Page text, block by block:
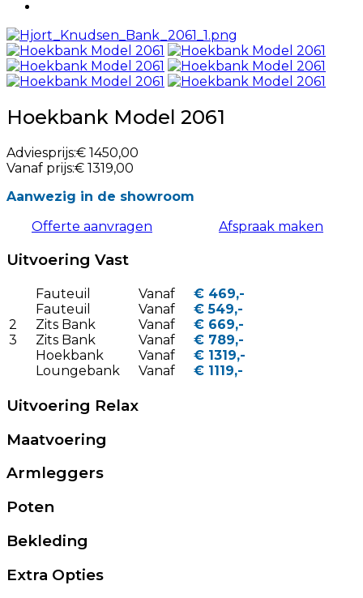
Hoekbank Model 2061
Adviesprijs:€ 1450,00
Vanaf prijs:€ 1319,00
Aanwezig in de showroom
Offerte aanvragen
Afspraak maken
Uitvoering Vast
2
3
Fauteuil
Fauteuil
Zits Bank
Zits Bank
Hoekbank
Loungebank
Vanaf
Vanaf
Vanaf
Vanaf
Vanaf
Vanaf
€ 469,-
€ 549,-
€ 669,-
€ 789,-
€ 1319,-
€ 1119,-
Uitvoering Relax
Maatvoering
Armleggers
Poten
Bekleding
Extra Opties